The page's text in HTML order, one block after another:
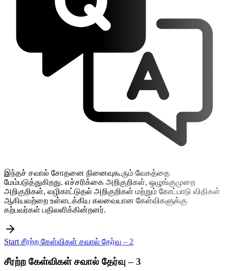
இந்தச் சவால் சோதனை நினைவுகூரும் வேகத்தை
மேம்படுத்துகிறது. எச்சரிக்கை அறிகுறிகள், ஒழுங்குமுறை
அறிகுறிகள், வழிகாட்டுதல் அறிகுறிகள் மற்றும் கோட்பாடு விதிகள்
ஆகியவற்றை உள்ளடக்கிய கலவையான கேள்விகளுக்கு
கற்பவர்கள் பதிலளிக்கின்றனர்.
Start சீரற்ற கேள்விகள் சவால் தேர்வு – 2
சீரற்ற கேள்விகள் சவால் தேர்வு – 3